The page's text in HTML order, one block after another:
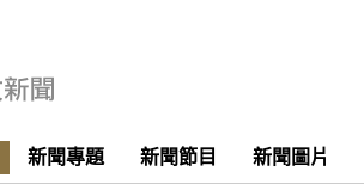
新聞專題 新聞節目 新聞圖片